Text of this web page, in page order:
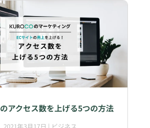
アクセス数を上げる5つの方法